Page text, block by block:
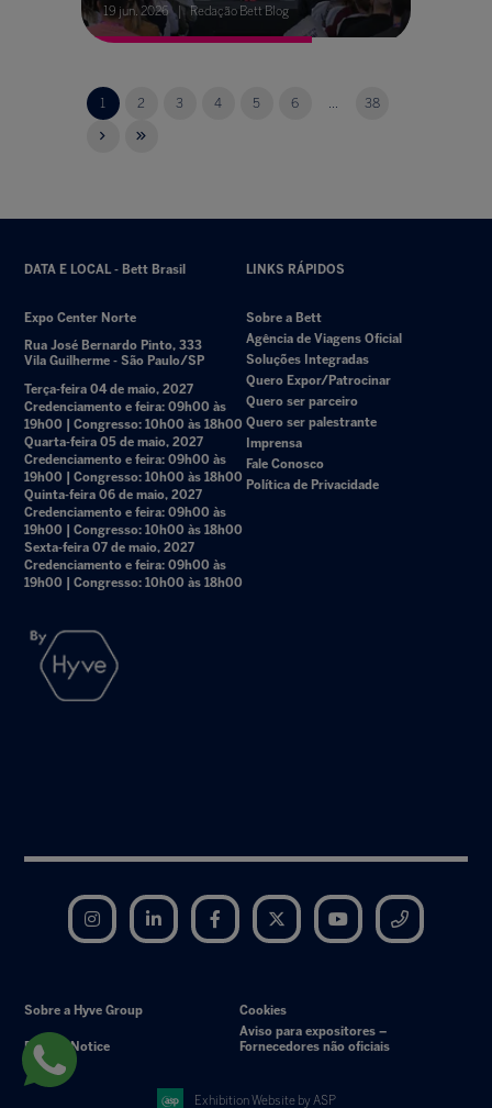
19 jun. 2026 Redação Bett Blog
1 2 3 4 5 6 ... 38
DATA E LOCAL - Bett Brasil
Expo Center Norte
Rua José Bernardo Pinto, 333
Vila Guilherme - São Paulo/SP
Terça-feira 04 de maio, 2027
Credenciamento e feira: 09h00 às
19h00 | Congresso: 10h00 às 18h00
Quarta-feira 05 de maio, 2027
Credenciamento e feira: 09h00 às
19h00 | Congresso: 10h00 às 18h00
Quinta-feira 06 de maio, 2027
Credenciamento e feira: 09h00 às
19h00 | Congresso: 10h00 às 18h00
Sexta-feira 07 de maio, 2027
Credenciamento e feira: 09h00 às
19h00 | Congresso: 10h00 às 18h00
LINKS RÁPIDOS
Sobre a Bett
Agência de Viagens Oficial
Soluções Integradas
Quero Expor/Patrocinar
Quero ser parceiro
Quero ser palestrante
Imprensa
Fale Conosco
Política de Privacidade
Instagram LinkedIn Facebook Twitter YouTube
Sobre a Hyve Group Cookies
Privacy Notice
Aviso para expositores –
Fornecedores não oficiais
Exhibition Website by ASP